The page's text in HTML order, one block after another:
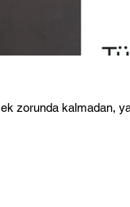
zorunda kalmadan,